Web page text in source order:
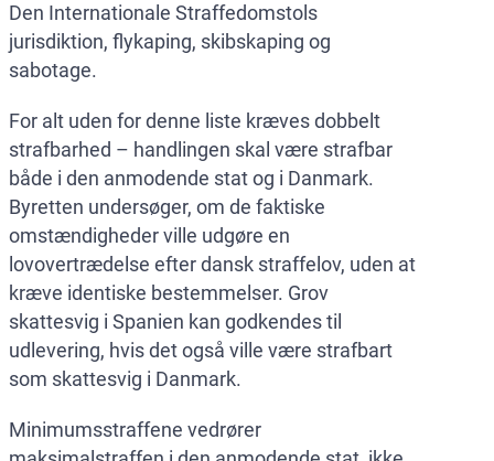
Den Internationale Straffedomstols
jurisdiktion, flykaping, skibskaping og
sabotage.
For alt uden for denne liste kræves dobbelt
strafbarhed – handlingen skal være strafbar
både i den anmodende stat og i Danmark.
Byretten undersøger, om de faktiske
omstændigheder ville udgøre en
lovovertrædelse efter dansk straffelov, uden at
kræve identiske bestemmelser. Grov
skattesvig i Spanien kan godkendes til
udlevering, hvis det også ville være strafbart
som skattesvig i Danmark.
Minimumsstraffene vedrører